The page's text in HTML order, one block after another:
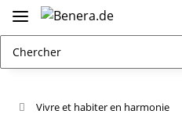
Vivre et habiter en harmonie